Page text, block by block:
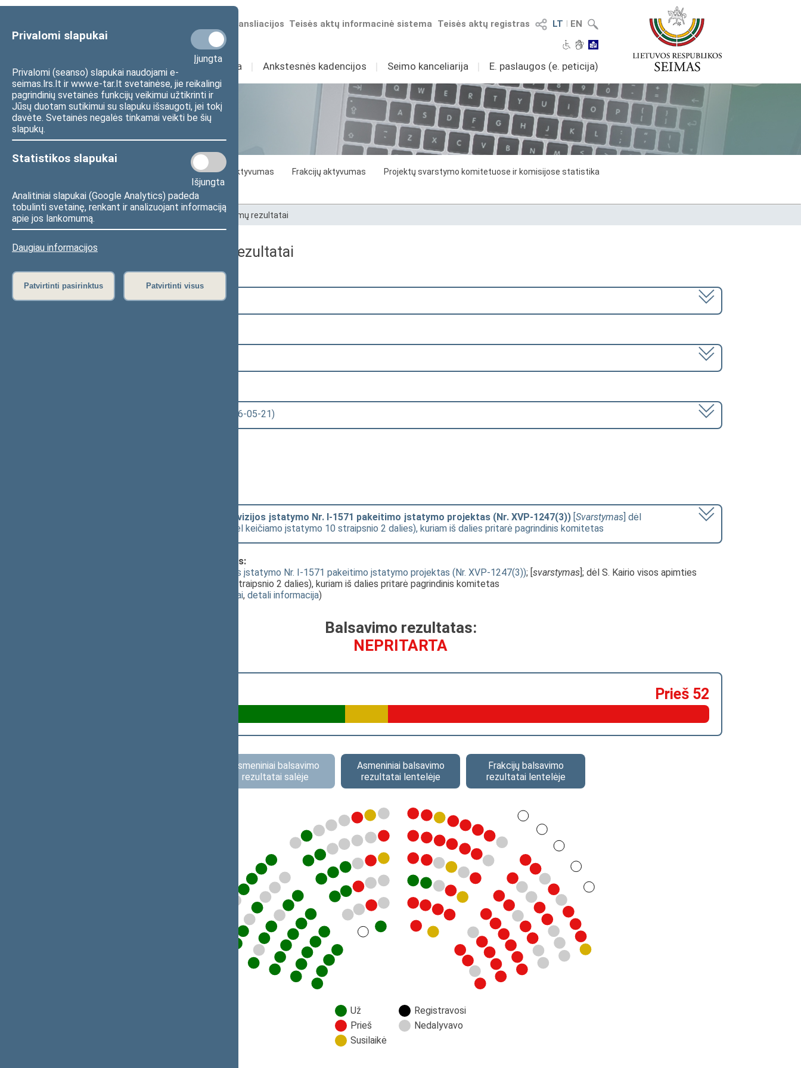
Privalomi slapukai
Įjungta
Privalomi (seanso) slapukai naudojami e-
seimas.lrs.lt ir www.e-tar.lt svetainėse, jie reikalingi
pagrindinių svetainės funkcijų veikimui užtikrinti ir
Jūsų duotam sutikimui su slapuku išsaugoti, jei tokį
davėte. Svetainės negalės tinkamai veikti be šių
slapukų.
Statistikos slapukai
Išjungta
Analitiniai slapukai (Google Analytics) padeda
tobulinti svetainę, renkant ir analizuojant informaciją
apie jos lankomumą.
Daugiau informacijos
Patvirtinti pasirinktus Patvirtinti visus
LT I EN
Teisės aktų registras
Teisės aktų informacinė sistema
Numatomos transliacijos
Sudėtis Veikla I Ankstesnės kadencijos I Seimo kanceliarija I E. paslaugos (e. peticija)
Statistika
Seimo narių aktyvumas Frakcijų aktyvumas
Projektų svarstymo komitetuose ir komisijose statistika
Seimo narių balsavimų rezultatai
Pradžia Seimo narių balsavimų rezultatai
Seimo narių balsavimų rezultatai
Pasirinkite kadenciją:
2024–2028 metų kadencija
Seimo vakarinis posėdis Nr. 151 (2026-05-21)
Lietuvos nacionalinio radijo ir televizijos įstatymo Nr. I-1571 pakeitimo įstatymo projektas (Nr. XVP-1247(3)) [Svarstymas] dėl
S. Kairio visos apimties pasiūlymo (dėl keičiamo įstatymo 10 straipsnio 2 dalies), kuriam iš dalies pritarė pagrindinis komitetas
Klausimas, dėl kurio vyko balsavimas:
Lietuvos nacionalinio radijo ir televizijos įstatymo Nr. I-1571 pakeitimo įstatymo projektas (Nr. XVP-1247(3)); [svarstymas]; dėl S. Kairio visos apimties
pasiūlymo (dėl keičiamo įstatymo 10 straipsnio 2 dalies), kuriam iš dalies pritarė pagrindinis komitetas
susiję dokumentai, detali informacija)
Balsavimo rezultatas:
NEPRITARTA
Prieš 52
Asmeniniai balsavimo
rezultatai salėje
Asmeniniai balsavimo
rezultatai lentelėje
Frakcijų balsavimo
rezultatai lentelėje
Už
Prieš
Susilaikė
Registravosi
Nedalyvavo